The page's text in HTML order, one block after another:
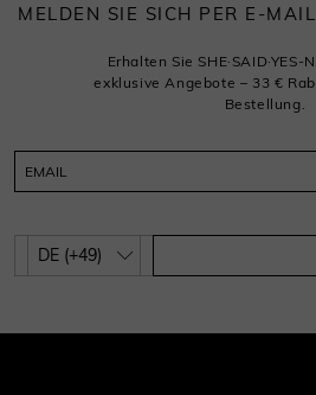
MELDEN SIE SICH PER E-
Erhalten Sie
exklusive Angebote – 33 €
Bestellung.